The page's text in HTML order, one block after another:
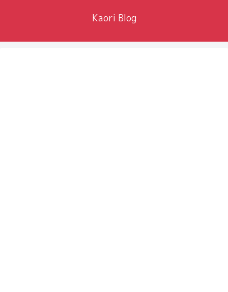
Kaori Blog